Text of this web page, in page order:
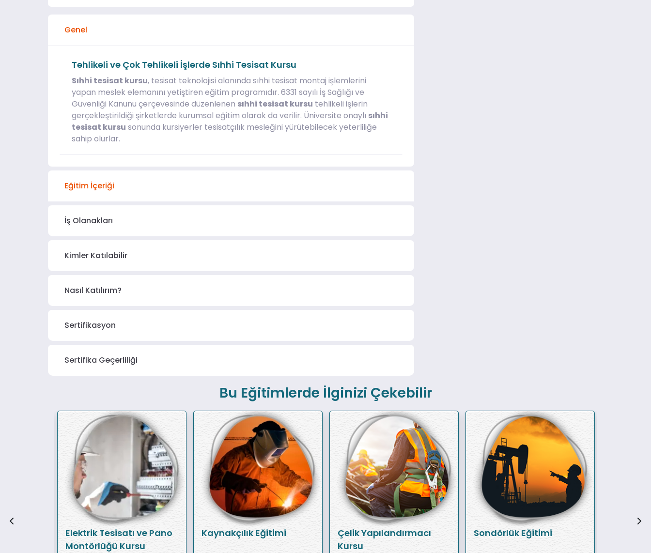
Genel
Tehlikeli ve Çok Tehlikeli İşlerde Sıhhi Tesisat Kursu
Sıhhi tesisat kursu, tesisat teknolojisi alanında sıhhi tesisat montaj işlemlerini
yapan meslek elemanını yetiştiren eğitim programıdır. 6331 sayılı İş Sağlığı ve
Güvenliği Kanunu çerçevesinde düzenlenen sıhhi tesisat kursu tehlikeli işlerin
gerçekleştirildiği şirketlerde kurumsal eğitim olarak da verilir. Üniversite onaylı sıhhi
tesisat kursu sonunda kursiyerler tesisatçılık mesleğini yürütebilecek yeterliliğe
sahip olurlar.
Eğitim İçeriği
İş Olanakları
Kimler Katılabilir
Nasıl Katılırım?
Sertifikasyon
Sertifika Geçerliliği
Bu Eğitimlerde İlginizi Çekebilir
Elektrik Tesisatı ve Pano
Montörlüğü Kursu
Kaynakçılık Eğitimi
Çelik Yapılandırmacı
Kursu
Sondörlük Eğitimi